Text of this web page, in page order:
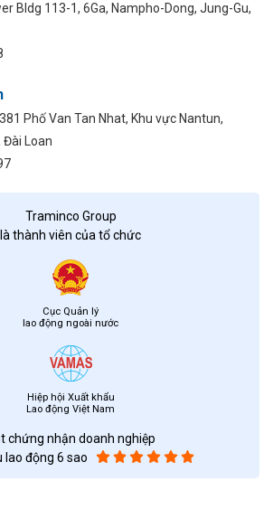
Bldg 113-1, 6Ga, Nampho-Dong, Jung-Gu,
Phố Van Tan Nhat, Khu vực Nantun,
Đài Loan
Traminco Group
là thành viên của tổ chức
Cục Quản lý
lao động ngoài nước
Hiệp hội Xuất khẩu
Lao động Việt Nam
chứng nhận doanh nghiệp
lao động 6 sao